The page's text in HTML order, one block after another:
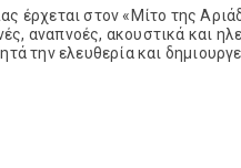
έρχεται στον «Μίτο της
αναπνοές, ακουστικά και
την ελευθερία και